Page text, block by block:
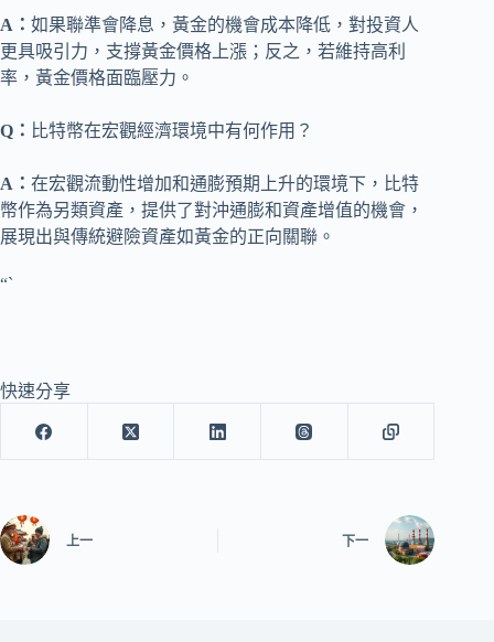
A： 如果聯準會降息，黃金的機會成本降低，對投資人
更具吸引力，支撐黃金價格上漲；反之，若維持高利
率，黃金價格面臨壓力。
Q： 比特幣在宏觀經濟環境中有何作用？
A： 在宏觀流動性增加和通膨預期上升的環境下，比特
幣作為另類資產，提供了對沖通膨和資產增值的機會，
展現出與傳統避險資產如黃金的正向關聯。
“`
快速分享
上一 下一